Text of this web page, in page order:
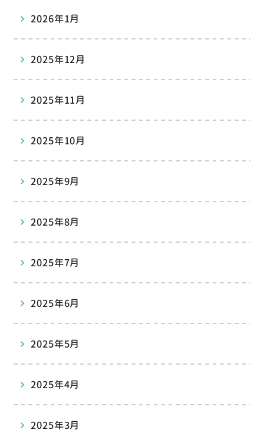
2026年1月
2025年12月
2025年11月
2025年10月
2025年9月
2025年8月
2025年7月
2025年6月
2025年5月
2025年4月
2025年3月